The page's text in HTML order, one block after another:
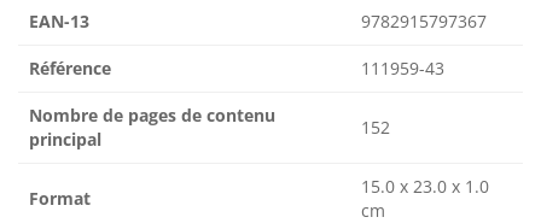
EAN-13 9782915797367
Référence 111959-43
Nombre de pages de contenu
principal
152
Format
15.0 x 23.0 x 1.0
cm